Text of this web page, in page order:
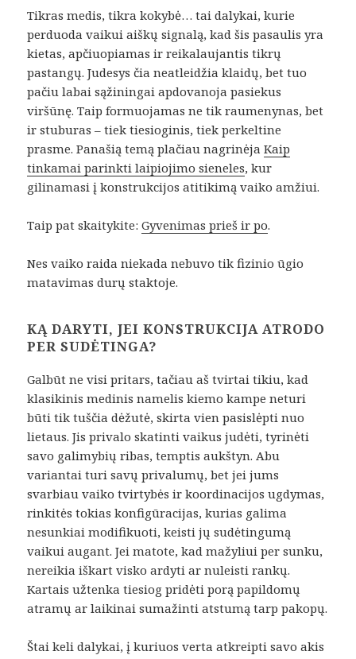
Tikras medis, tikra kokybė… tai dalykai, kurie
perduoda vaikui aiškų signalą, kad šis pasaulis yra
kietas, apčiuopiamas ir reikalaujantis tikrų
pastangų. Judesys čia neatleidžia klaidų, bet tuo
pačiu labai sąžiningai apdovanoja pasiekus
viršūnę. Taip formuojamas ne tik raumenynas, bet
ir stuburas – tiek tiesioginis, tiek perkeltine
prasme. Panašią temą plačiau nagrinėjaKaip
tinkamai parinkti laipiojimo sieneles, kur
gilinamasi į konstrukcijos atitikimą vaiko amžiui.
Taip pat skaitykite:Gyvenimas prieš ir po.
Nes vaiko raida niekada nebuvo tik fizinio ūgio
matavimas durų staktoje.
KĄ DARYTI, JEI KONSTRUKCIJA ATRODO
PER SUDĖTINGA?
Galbūt ne visi pritars, tačiau aš tvirtai tikiu, kad
klasikinis medinis namelis kiemo kampe neturi
būti tik tuščia dėžutė, skirta vien pasislėpti nuo
lietaus. Jis privalo skatinti vaikus judėti, tyrinėti
savo galimybių ribas, temptis aukštyn. Abu
variantai turi savų privalumų, bet jei jums
svarbiau vaiko tvirtybės ir koordinacijos ugdymas,
rinkitės tokias konfigūracijas, kurias galima
nesunkiai modifikuoti, keisti jų sudėtingumą
vaikui augant. Jei matote, kad mažyliui per sunku,
nereikia iškart visko ardyti ar nuleisti rankų.
Kartais užtenka tiesiog pridėti porą papildomų
atramų ar laikinai sumažinti atstumą tarp pakopų.
Štai keli dalykai, į kuriuos verta atkreipti savo akis